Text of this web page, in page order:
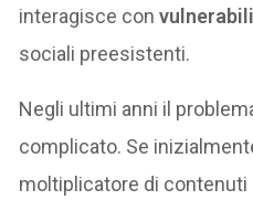
interagisce con
sociali preesistenti.
Negli ultimi anni il
complicato. Se
moltiplicatore di contenuti